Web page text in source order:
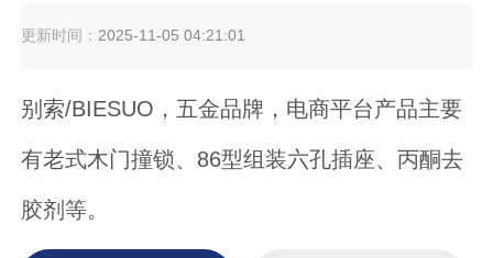
更新时间：2025-11-05 04:21:01
别索/BIESUO，五金品牌，电商平台产品主要
有老式木门撞锁、86型组装六孔插座、丙酮去
胶剂等。